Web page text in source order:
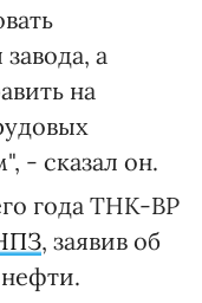
а
на
- сказал он.
года ТНК-ВР
, заявив об